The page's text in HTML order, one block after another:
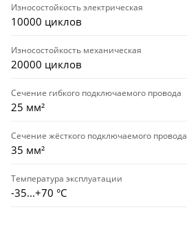
Износостойкость электрическая
10000 циклов
Износостойкость механическая
20000 циклов
Сечение гибкого подключаемого провода
25 мм²
Сечение жёсткого подключаемого провода
35 мм²
Температура эксплуатации
-35...+70 °С